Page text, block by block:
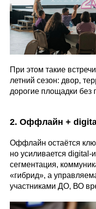
При этом такие
летний сезон: двор,
дорогие площадки без
2. Оффлайн +
Оффлайн остаётся
но усиливается digital-
сегментация,
«гибрид», а
участниками ДО, ВО